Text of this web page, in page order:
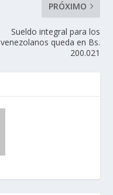
PRÓXIMO
Sueldo integral para los
venezolanos queda en Bs.
200.021